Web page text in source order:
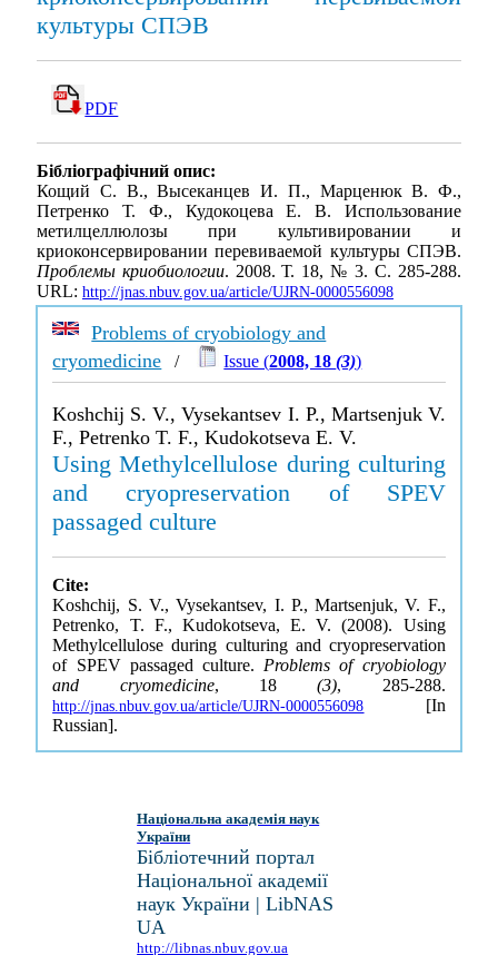
культуры СПЭВ
PDF
Бібліографічний опис:
Кощий С. В., Высеканцев И. П., Марценюк В. Ф.,
Петренко Т. Ф., Кудокоцева Е. В. Использование
метилцеллюлозы при культивировании и
криоконсервировании перевиваемой культуры СПЭВ.
Проблемы криобиологии. 2008. Т. 18, № 3. С. 285-288.
URL: http://jnas.nbuv.gov.ua/article/UJRN-0000556098
Problems of cryobiology and
cryomedicine / Issue (2008, 18(3))
Koshchij S. V., Vysekantsev I. P., Martsenjuk V.
F., Petrenko T. F., Kudokotseva E. V.
Using Methylcellulose during culturing
and cryopreservation of SPEV
passaged culture
Cite:
Koshchij, S. V., Vysekantsev, I. P., Martsenjuk, V. F.,
Petrenko, T. F., Kudokotseva, E. V. (2008). Using
Methylcellulose during culturing and cryopreservation
of SPEV passaged culture. Problems of cryobiology
and cryomedicine, 18(3), 285-288.
http://jnas.nbuv.gov.ua/article/UJRN-0000556098 [In
Russian].
Національна академія наук
України
Бібліотечний портал
Національної академії
наук України | LibNAS
UA
http://libnas.nbuv.gov.ua